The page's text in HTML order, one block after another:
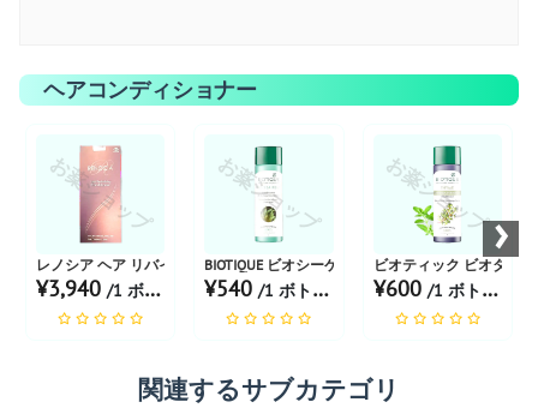
ヘアコンディショナー
お薬ショップ
レノシア ヘア リバイタライジング コンディショナー
¥3,940 /1 ボトル あたり
お薬ショップ
BIOTIQUE ビオシーケルプフレッシュ 120ML
¥540/1 ボトル あたり
お薬ショップ
ビオティック ビオタイ
¥600 /1 ボトル あたり
›
関連するサブカテゴリ